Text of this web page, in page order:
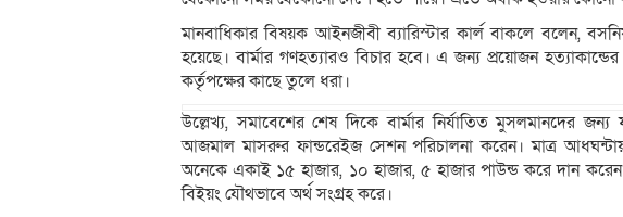
মানবাধিকার বিষয়ক আইনজীবী ব্যারিস্টার কার্ল বাকলে বলেন,
হয়েছে। বার্মার গণহত্যারও বিচার হবে। এ জন্য প্রয়োজন
কর্তৃপক্ষের কাছে তুলে ধরা।
উল্লেখ্য, সমাবেশের শেষ দিকে বার্মার নির্যাতিত মুসলমানদের জন্য
আজমাল মাসরুর ফান্ডরেইজ সেশন পরিচালনা করেন। মাত্র
অনেকে একাই ১৫ হাজার, ১০ হাজার, ৫ হাজার পাউন্ড করে দান করেন।
বিইয়ং যৌথভাবে অর্থ সংগ্রহ করে।